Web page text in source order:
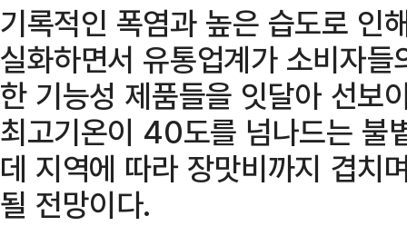
기록적인 폭염과 높은 습도로 인
실화하면서 유통업계가 소비자
한 기능성 제품들을 잇달아 선보
최고기온이 40도를 넘나드는 불
데 지역에 따라 장맛비까지 겹치
될 전망이다.